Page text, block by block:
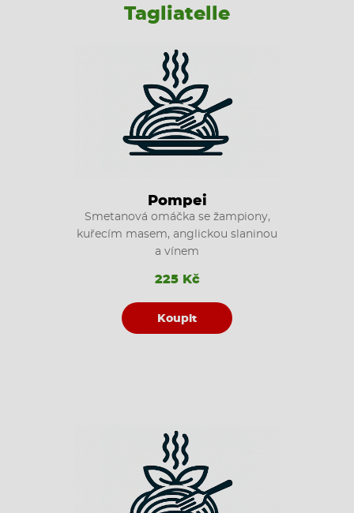
Tagliatelle
Pompei
Smetanová omáčka se žampiony,
kuřecím masem, anglickou slaninou
a vínem
225 Kč
Koupit